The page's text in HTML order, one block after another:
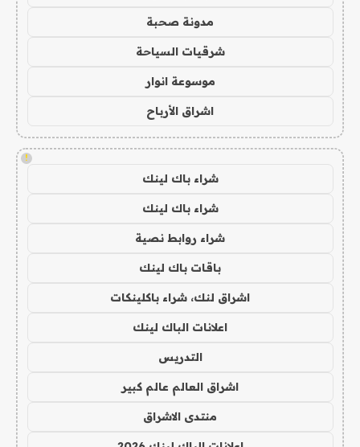
مدونة صحبة
شرقيات السياحة
موسوعة انوار
اشراق الأرباح
!
شراء باك لينك
شراء باك لينك
شراء روابط نصية
باقات باك لينك
اشراق لنك، شراء باكلينكات
اعلانات الباك لينك
التدريس
اشراق العالم عالم كبير
منتدى الاشراق